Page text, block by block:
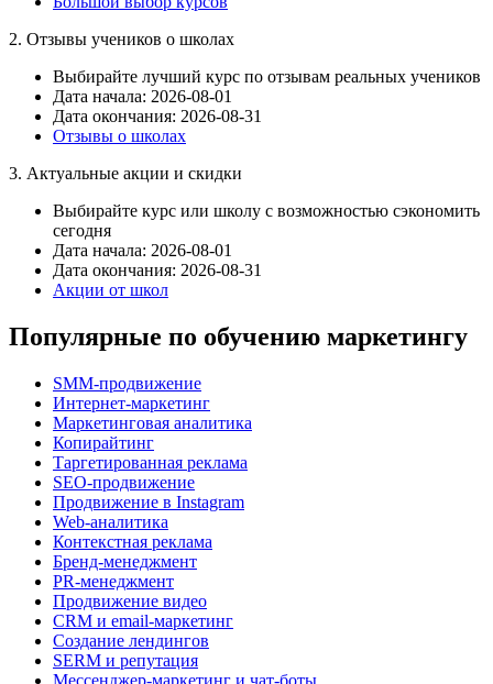
2. Отзывы учеников о школах
Выбирайте лучший курс по отзывам реальных учеников
Дата начала: 2026-08-01
Дата окончания: 2026-08-31
Отзывы о школах
3. Актуальные акции и скидки
Выбирайте курс или школу с возможностью сэкономить
сегодня
Дата начала: 2026-08-01
Дата окончания: 2026-08-31
Акции от школ
Популярные по обучению маркетингу
SMM-продвижение
Интернет-маркетинг
Маркетинговая аналитика
Копирайтинг
Таргетированная реклама
SEO-продвижение
Продвижение в Instagram
Web-аналитика
Контекстная реклама
Бренд-менеджмент
PR-менеджмент
Продвижение видео
CRM и email-маркетинг
Создание лендингов
SERM и репутация
Мессенджер-маркетинг и чат-боты